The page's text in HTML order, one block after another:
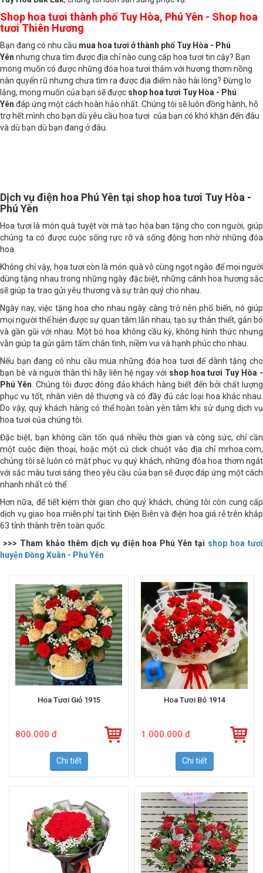
Tuy Hòa Đắk Lắk , chúng tôi luôn sẵn sàng phục vụ.
Shop hoa tươi thành phố Tuy Hòa, Phú Yên - Shop hoa
tươi Thiên Hương
Bạn đang có nhu cầu mua hoa tươi ở thành phố Tuy Hòa - Phú
nhưng chưa tìm được địa chỉ nào cung cấp hoa tươi tin cậy? Bạn
mong muốn có được những đóa hoa tươi thắm với hương thơm nồng
nàn quyến rũ nhưng chưa tìm ra được địa điểm nào hài lòng? Đừng lo
lắng, mong muốn của bạn sẽ được shop hoa tươi Tuy Hòa - Phú
Yên đáp ứng một cách hoàn hảo nhất. Chúng tôi sẽ luôn đồng hành, hỗ
trợ hết mình cho bạn dù yêu cầu hoa tươi của bạn có khó khăn đến đâu
và dù bạn dù bạn đang ở đâu.
Dịch vụ điện hoa Phú Yên tại shop hoa tươi Tuy Hòa -
Phú Yên
Hoa tươi là món quà tuyệt vời mà tạo hóa ban tặng cho con người, giúp
chúng ta có được cuộc sống rực rỡ và sống động hơn nhờ những đóa
Không chỉ vậy, hoa tươi còn là món quà vô cùng ngọt ngào để mọi người
dùng tặng nhau trong những ngày đặc biệt, những cánh hoa hương sắc
sẽ giúp ta trao gửi yêu thương và sự trân quý cho nhau.
Ngày nay, việc tặng hoa cho nhau ngày càng trở nên phổ biến, nó giúp
mọi người thể hiện được sự quan tâm lẫn nhau, tạo sự thân thiết, gắn bó
và gần gũi với nhau. Một bó hoa không cầu kỳ, không hình thức nhưng
vẫn giúp ta gửi gắm tấm chân tình, niềm vui và hạnh phúc cho nhau.
Nếu bạn đang có nhu cầu mua những đóa hoa tươi để dành tặng cho
bạn bè và người thân thì hãy liên hệ ngay với
shop hoa tươi Tuy Hòa -
Phú Yên . Chúng tôi được đông đảo khách hàng biết đến bởi chất lượng
phục vụ tốt, nhân viên dễ thương và có đầy đủ các loại hoa khác nhau.
Do vậy, quý khách hàng có thể hoàn toàn yên tâm khi sử dụng dịch vụ
hoa tươi của chúng tôi.
Đặc biệt, bạn không cần tốn quá nhiều thời gian và công sức, chỉ cần
một cuộc điện thoại, hoặc một cú click chuột vào địa chỉ mrhoa.com,
chúng tôi sẽ luôn có mặt phục vụ quý khách, những đóa hoa thơm ngát
với sắc màu tươi sáng theo yêu cầu của bạn sẽ được đáp ứng một cách
Hơn nữa, để tiết kiệm thời gian cho quý khách, chúng tôi còn cung cấp
dịch vụ giao hoa miễn phí tại tỉnh Điện Biên và điện hoa giá rẻ trên khắp
63 tỉnh thành trên toàn quốc.
>>> Tham khảo thêm dịch vụ điện hoa Phú Yên tại
shop hoa tươi
huyện Đồng Xuân - Phú Yên
Chi tiết Chi tiết